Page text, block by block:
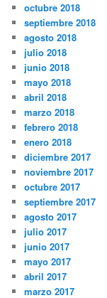
octubre 2018
septiembre 2018
agosto 2018
julio 2018
junio 2018
mayo 2018
abril 2018
marzo 2018
febrero 2018
enero 2018
diciembre 2017
noviembre 2017
octubre 2017
septiembre 2017
agosto 2017
julio 2017
junio 2017
mayo 2017
abril 2017
marzo 2017